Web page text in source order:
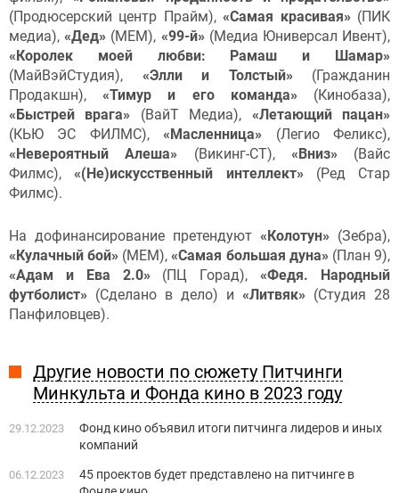
(Продюсерский центр Прайм),«Самая красивая» (ПИК
медиа),«Дед» (МЕМ), «99-й» (Медиа Юниверсал Ивент),
«Королек моей любви: Рамаш и Шамар»
(МайВэйСтудия), «Элли и Толстый» (Гражданин
Продакшн),«Тимур и его команда» (Кинобаза),
«Быстрей врага» (ВайТ Медиа), «Летающий пацан»
(КЬЮ ЭС ФИЛМС),«Масленница» (Легио Феликс),
«Невероятный Алеша» (Викинг-СТ), «Вниз» (Вайс
Филмс),«(Не)искусственный интеллект» (Ред Стар
Филмс).
На дофинансирование претендуют «Колотун» (Зебра),
«Кулачный бой» (МЕМ),«Самая большая дуна» (План 9),
«Адам и Ева 2.0» (ПЦ Горад),«Федя. Народный
футболист» (Сделано в дело) и «Литвяк» (Студия 28
Панфиловцев).
Другие новости по сюжету Питчинги
Минкульта и Фонда кино в 2023 году
29.12.2023
Фонд кино объявил итоги питчинга лидеров и иных
компаний
06.12.2023
45 проектов будет представлено на питчинге в